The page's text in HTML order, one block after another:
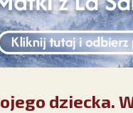
dziecka.